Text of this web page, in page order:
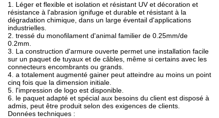
1. Léger et flexible et isolation et résistant UV et décoration et
résistance à l'abrasion ignifuge et durable et résistant à la
dégradation chimique, dans un large éventail d'applications
industrielles.
2. tressé du monofilament d'animal familier de 0.25mm/de
0.2mm.
3. La construction d'armure ouverte permet une installation facile
sur un paquet de tuyaux et de câbles, même si certains avec les
connecteurs encombrants ou grands.
4. a totalement augmenté gainer peut atteindre au moins un point
cinq fois que la dimension initiale.
5. l'impression de logo est disponible.
6. le paquet adapté et spécial aux besoins du client est disposé à
admis, peut être produit selon des exigences de clients.
Données techniques :